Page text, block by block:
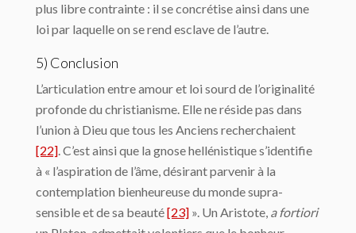
plus libre contrainte : il se concrétise ainsi dans une
loi par laquelle on se rend esclave de l’autre.
5) Conclusion
L’articulation entre amour et loi sourd de l’originalité
profonde du christianisme. Elle ne réside pas dans
l’union à Dieu que tous les Anciens recherchaient
[22]. C’est ainsi que la gnose hellénistique s’identifie
à « l’aspiration de l’âme, désirant parvenir à la
contemplation bienheureuse du monde supra-
sensible et de sa beauté[23] ». Un Aristote, a fortiori